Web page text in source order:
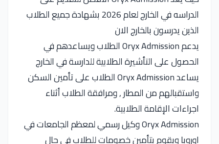
الدراسه في الخارج لعام 2026 بشهادة جميع الطلاب
الذين يدرسون بالخارج الان
يدعم Oryx Admission الطلاب ويساعدهم في
الحصول على التأشيرة الطلابية للدارسة في الخارج
يساعد Oryx Admission الطلاب على تأمين السكن
واستقبالهم من المطار , ومرافقة الطلاب أثناء
اجراءات الإقامة الطلابية.
Oryx Admission وكيل رسمي لمعظم الجامعات في
اوروبا ويقوم بتأمين خصومات للطلاب في حال